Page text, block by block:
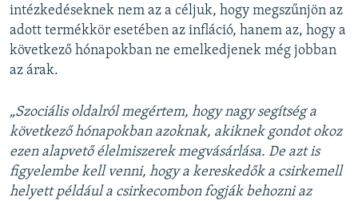
intézkedéseknek nem az a céljuk, hogy megszűnjön az
adott termékkör esetében az infláció, hanem az, hogy a
következő hónapokban ne emelkedjenek még jobban
az árak.
„Szociális oldalról megértem, hogy nagy segítség a
következő hónapokban azoknak, akiknek gondot okoz
ezen alapvető élelmiszerek megvásárlása. De azt is
figyelembe kell venni, hogy a kereskedők a csirkemell
helyett például a csirkecombon fogják behozni az